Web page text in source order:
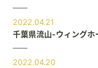
2022.04.21
千葉県流山-ウィングホ
2022.04.20